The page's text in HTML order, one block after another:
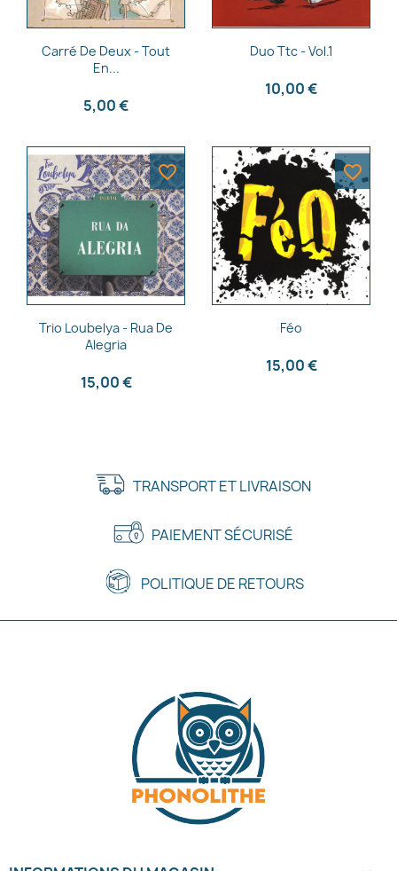
Aperçu rapide
Carré De Deux - Tout
En...
5,00 €
Aperçu rapide
Duo Ttc - Vol.1
10,00 €
Aperçu rapide
Trio Loubelya - Rua De
Alegria
15,00 €
favorite_border
Aperçu rapide
Féo
15,00 €
favorite_border
TRANSPORT ET LIVRAISON
PAIEMENT SÉCURISÉ
POLITIQUE DE RETOURS